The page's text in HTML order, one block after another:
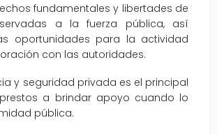
fundamentales y libertades de
a la fuerza pública, así
oportunidades para la actividad
con las autoridades.
y seguridad privada es el principal
a brindar apoyo cuando lo
pública.